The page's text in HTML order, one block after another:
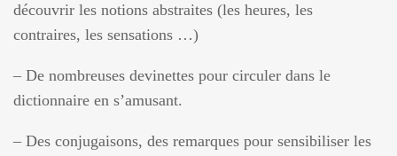
découvrir les notions abstraites (les heures, les
contraires, les sensations …)
– De nombreuses devinettes pour circuler dans le
dictionnaire en s’amusant.
– Des conjugaisons, des remarques pour sensibiliser les